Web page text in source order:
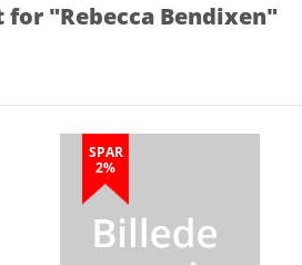
for "Rebecca Bendixen"
SPAR
2%